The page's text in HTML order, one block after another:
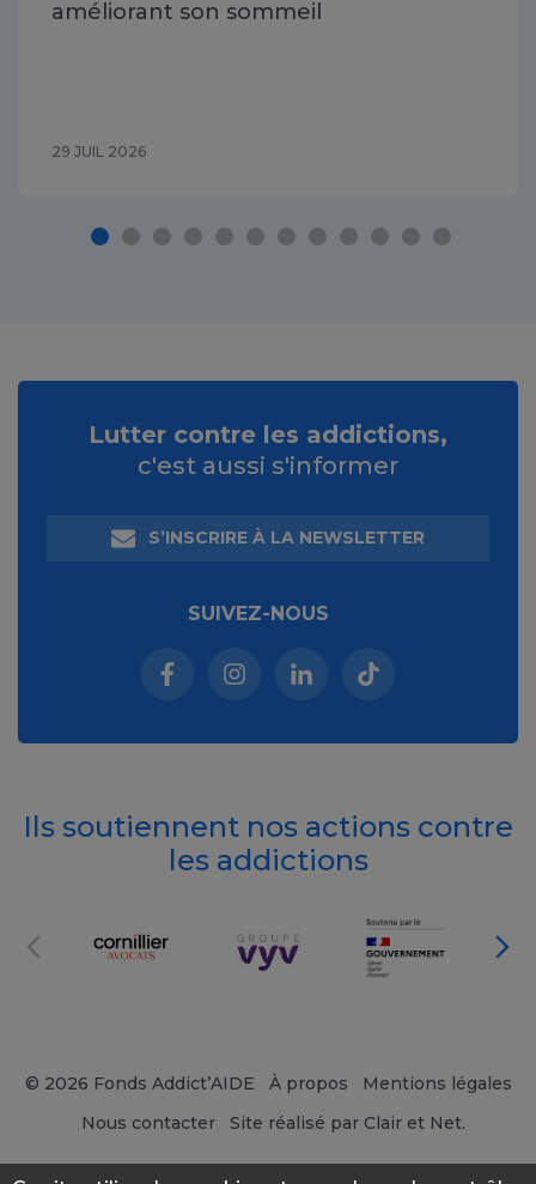
améliorant son sommeil
29 JUIL 2026
Lutter contre les addictions,
c'est aussi s'informer
S’INSCRIRE À LA NEWSLETTER
SUIVEZ-NOUS
Facebook (nouvelle fenêtre)
Instagram (nouvelle fenêtre)
Linkedin (nouvelle
Tiktok (nouvelle
Ils soutiennent nos actions contre
les addictions
© 2026 Fonds Addict’AIDE À propos
Mentions légales
Nous contacter
Site réalisé par Clair et Net.